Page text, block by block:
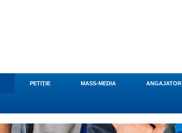
PETIŢIE MASS-MEDIA ANGAJATOR